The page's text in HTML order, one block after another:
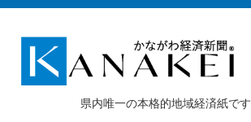
県内唯一の本格的地域経済紙です